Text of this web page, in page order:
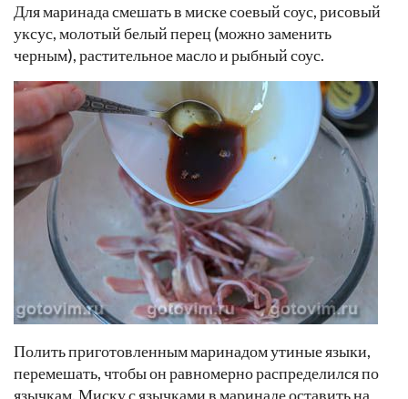
Для маринада смешать в миске соевый соус, рисовый
уксус, молотый белый перец (можно заменить
черным), растительное масло и рыбный соус.
Полить приготовленным маринадом утиные языки,
перемешать, чтобы он равномерно распределился по
язычкам. Миску с язычками в маринаде оставить на